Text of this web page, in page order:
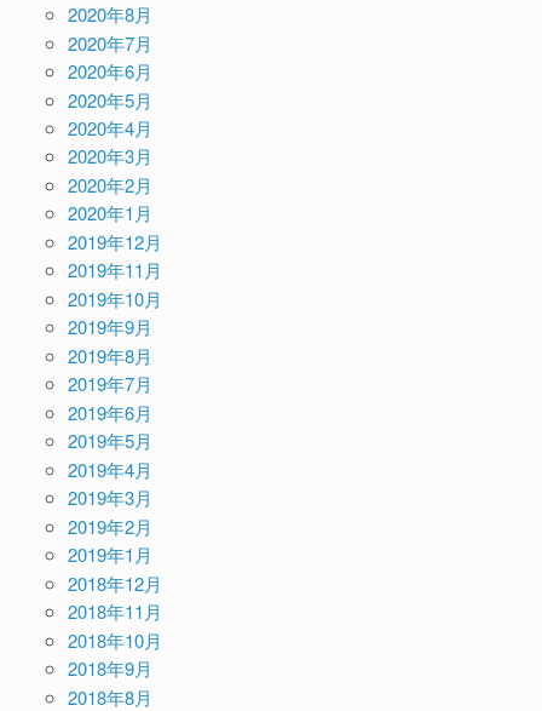
2020年8月
2020年7月
2020年6月
2020年5月
2020年4月
2020年3月
2020年2月
2020年1月
2019年12月
2019年11月
2019年10月
2019年9月
2019年8月
2019年7月
2019年6月
2019年5月
2019年4月
2019年3月
2019年2月
2019年1月
2018年12月
2018年11月
2018年10月
2018年9月
2018年8月